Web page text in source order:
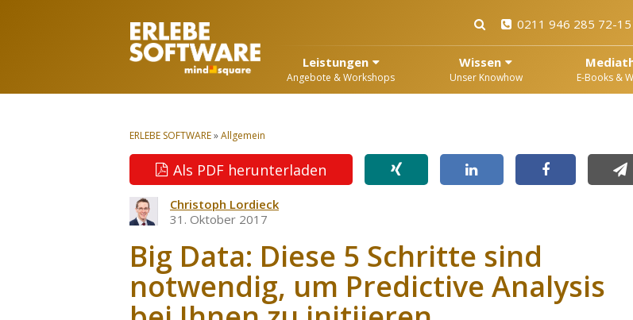
0211 946 285 72-15
Leistungen
Angebote & Workshops
Wissen
Unser Knowhow E-Books &
ERLEBE SOFTWARE»Allgemein
Als PDF herunterladen
Christoph Lordieck
31. Oktober 2017
Big Data: Diese 5 Schritte sind
notwendig, um Predictive Analysis